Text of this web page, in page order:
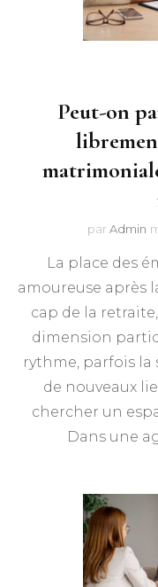
Peut-on
par Admin
La place des
amoureuse après
cap de la
dimension
rythme, parfois la
de nouveaux
chercher un
Dans une